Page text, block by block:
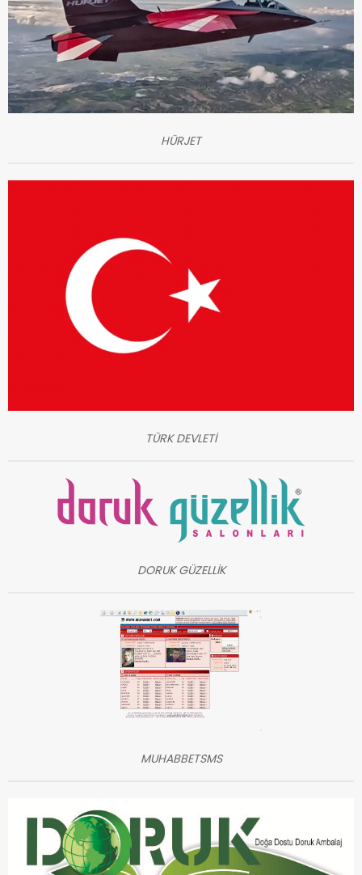
HÜRJET
TÜRK DEVLETİ
DORUK GÜZELLİK
MUHABBETSMS